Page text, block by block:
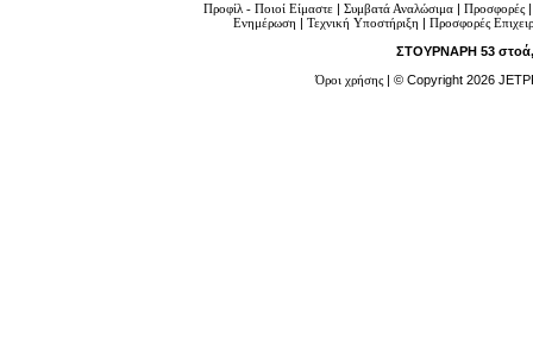
Προφίλ - Ποιοί Είμαστε | Συμβατά Αναλώσιμα | Προσφορές
Ενημέρωση | Τεχνική Υποστήριξη | Προσφορές
ΣΤΟΥΡΝΑΡΗ 53
Όροι χρήσης | © Copyright 2026